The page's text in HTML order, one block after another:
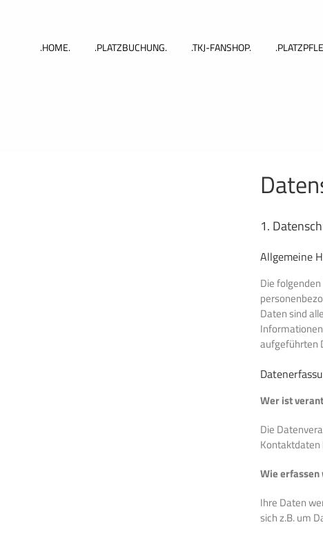
.HOME. .PLATZBUCHUNG. .TKJ-FANSHOP.
1.
Allgemeine
Die
Daten sind
aufgeführten
Wer ist
Die
Kontaktdaten
Wie erfassen
Ihre Daten
sich z.B. um